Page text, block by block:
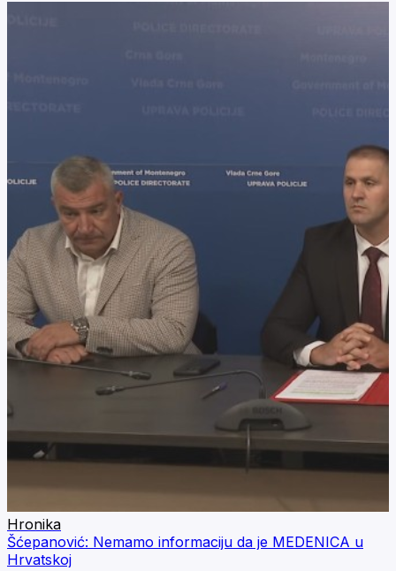
Hronika
Šćepanović: Nemamo informaciju da je MEDENICA u
Hrvatskoj